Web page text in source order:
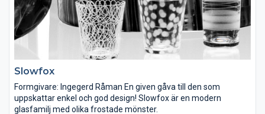
Slowfox
Formgivare: Ingegerd Råman En given gåva till den som
uppskattar enkel och god design! Slowfox är en modern
glasfamilj med olika frostade mönster.